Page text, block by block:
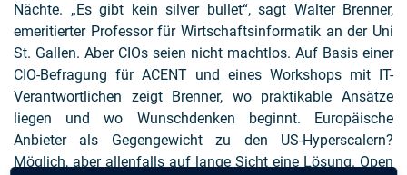
Nächte. „Es gibt kein silver bullet“, sagt Walter Brenner,
emeritierter Professor für Wirtschaftsinformatik an der Uni
St. Gallen. Aber CIOs seien nicht machtlos. Auf Basis einer
CIO-Befragung für ACENT und eines Workshops mit IT-
Verantwortlichen zeigt Brenner, wo praktikable Ansätze
liegen und wo Wunschdenken beginnt. Europäische
Anbieter als Gegengewicht zu den US-Hyperscalern?
Möglich, aber allenfalls auf lange Sicht eine Lösung. Open